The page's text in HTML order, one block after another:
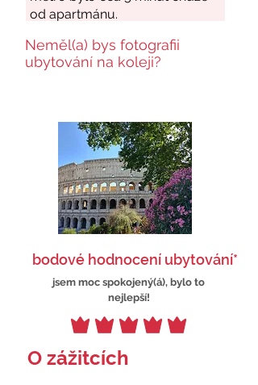
Neměl(a) bys fotografii
ubytování na koleji?
bodové hodnocení ubytování*
jsem moc spokojený(á), bylo to
nejlepší!
O zážitcích